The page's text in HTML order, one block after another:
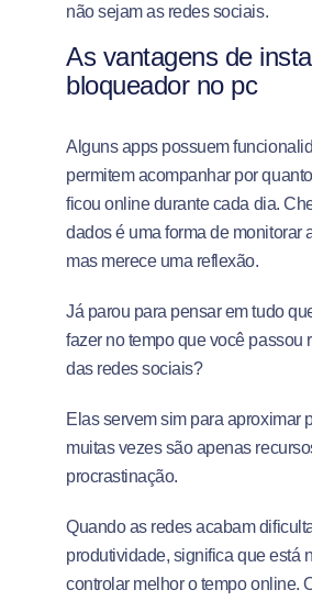
não sejam as redes sociais.
As vantagens de
bloqueador no pc
Alguns apps possuem
permitem acompanhar por
ficou online durante cada dia.
dados é uma forma de monitorar
mas merece uma reflexão.
Já parou para pensar em tudo
fazer no tempo que você passou
das redes sociais?
Elas servem sim para aproximar
muitas vezes são apenas
procrastinação.
Quando as redes acabam
produtividade, significa que está
controlar melhor o tempo online.